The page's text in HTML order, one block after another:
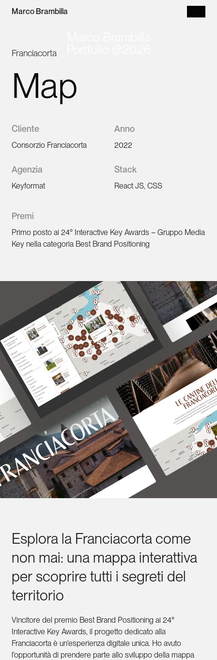
Marco Brambilla
Franciacorta
Map
Cliente
Consorzio Franciacorta
Anno
2022
Agenzia
Keyformat
Stack
React JS, CSS
Premi
Primo posto ai 24° Interactive Key Awards – Gruppo Media
Key nella categoria Best Brand Positioning
Esplora la Franciacorta come
non mai: una mappa interattiva
per scopriretutti i segreti del
territorio
Vincitore del premio Best Brand Positioning ai 24°
Interactive Key Awards, il progetto dedicato alla
Franciacorta è un'esperienza digitale unica. Ho avuto
l'opportunità di prendere parte allo sviluppo della mappa